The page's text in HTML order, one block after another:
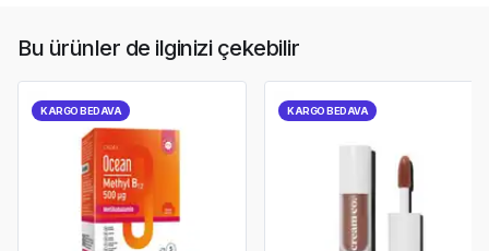
Bu ürünler de ilginizi çekebilir
KARGO BEDAVA KARGO BEDAVA